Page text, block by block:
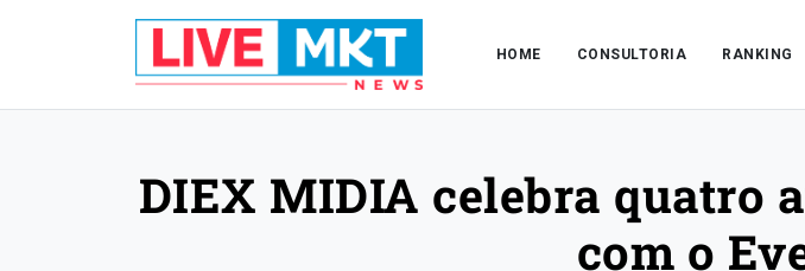
HOME CONSULTORIA RANKING
DIEX MIDIA celebra quatro
com o